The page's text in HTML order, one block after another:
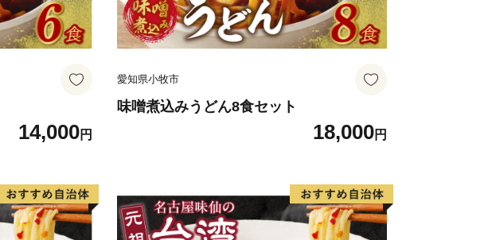
14,000円
愛知県小牧市
味噌煮込みうどん8食セット
18,000円